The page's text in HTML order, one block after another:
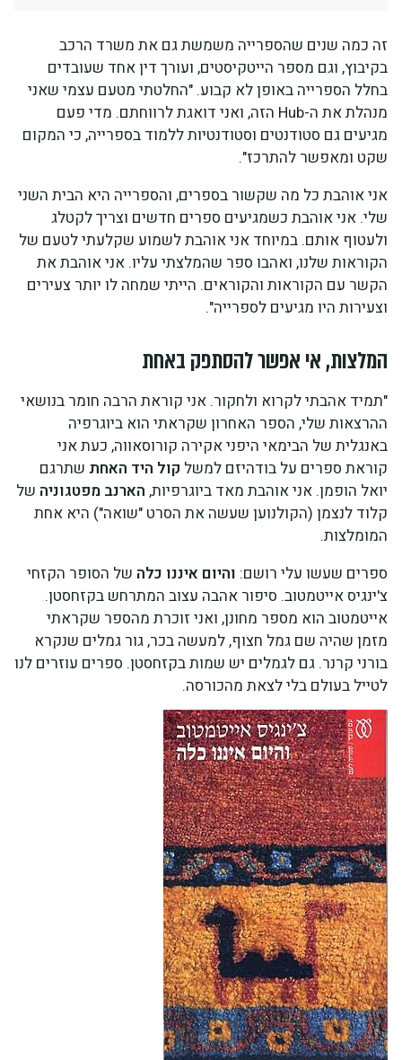
זה כמה שנים שהספרייה משמשת גם את משרד הרכב
בקיבוץ, וגם מספר הייטקיסטים, ועורך דין אחד שעובדים
בחלל הספרייה באופן לא קבוע. "החלטתי מטעם עצמי שאני
מנהלת את ה-Hub הזה, ואני דואגת לרווחתם. מדי פעם
מגיעים גם סטודנטים וסטודנטיות ללמוד בספרייה, כי המקום
שקט ומאפשר להתרכז".
אני אוהבת כל מה שקשור בספרים, והספרייה היא הבית השני
שלי. אני אוהבת כשמגיעים ספרים חדשים וצריך לקטלג
ולעטוף אותם. במיוחד אני אוהבת לשמוע שקלעתי לטעם של
הקוראות שלנו, ואהבו ספר שהמלצתי עליו. אני אוהבת את
הקשר עם הקוראות והקוראים. הייתי שמחה לו יותר צעירים
וצעירות היו מגיעים לספרייה".
המלצות, אי אפשר להסתפק באחת
"תמיד אהבתי לקרוא ולחקור. אני קוראת הרבה חומר בנושאי
ההרצאות שלי, הספר האחרון שקראתי הוא ביוגרפיה
באנגלית של הבימאי היפני אקירה קורוסאווה, כעת אני
קוראת ספרים על בודהיזם למשל קול היד האחת שתרגם
יואל הופמן. אני אוהבת מאד ביוגרפיות, הארנב מפטגוניה של
קלוד לנצמן (הקולנוען שעשה את הסרט "שואה") היא אחת
המומלצות.
ספרים שעשו עלי רושם: והיום איננו כלה של הסופר הקזחי
צ'ינגיס אייטמטוב. סיפור אהבה עצוב המתרחש בקזחסטן.
אייטמטוב הוא מספר מחונן, ואני זוכרת מהספר שקראתי
מזמן שהיה שם גמל חצוף, למעשה בכר, גור גמלים שנקרא
בורני קרנר. גם לגמלים יש שמות בקזחסטן. ספרים עוזרים לנו
לטייל בעולם בלי לצאת מהכורסה.